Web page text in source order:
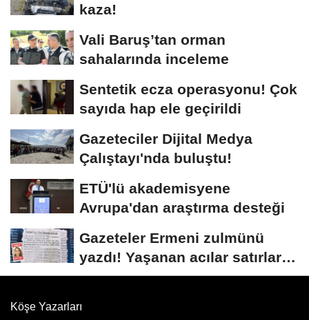
kaza!
Vali Baruş’tan orman
sahalarında inceleme
Sentetik ecza operasyonu! Çok
sayıda hap ele geçirildi
Gazeteciler Dijital Medya
Çalıştayı'nda buluştu!
ETÜ'lü akademisyene
Avrupa'dan araştırma desteği
Gazeteler Ermeni zulmünü
yazdı! Yaşanan acılar satırlara
böyle...
Köşe Yazarları